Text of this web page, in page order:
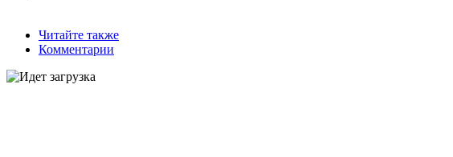
Читайте также
Комментарии